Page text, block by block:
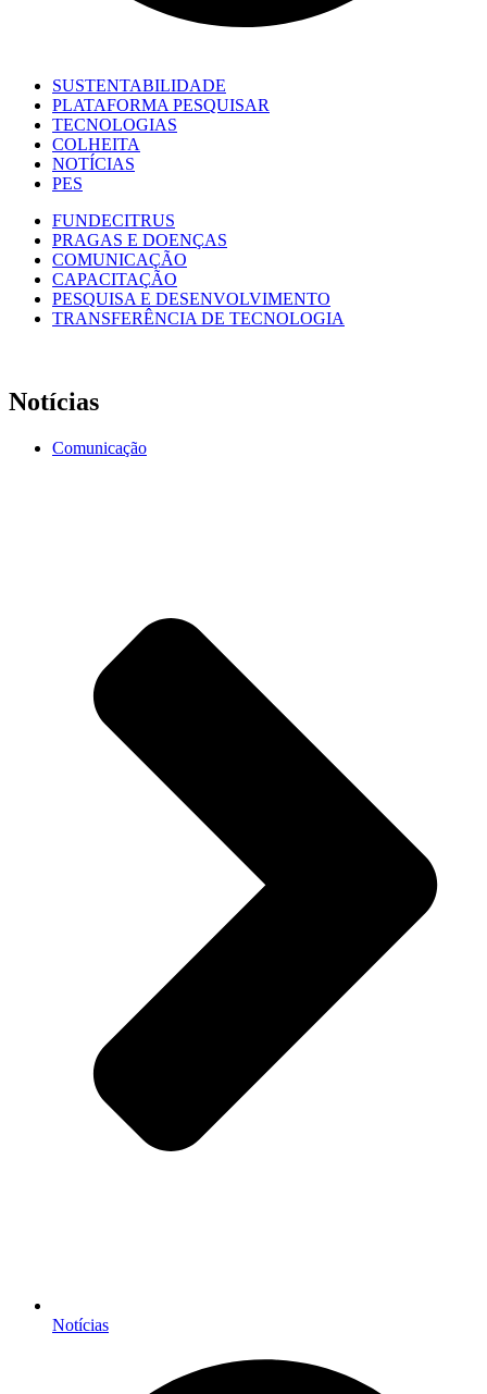
SUSTENTABILIDADE
PLATAFORMA PESQUISAR
TECNOLOGIAS
COLHEITA
NOTÍCIAS
PES
FUNDECITRUS
PRAGAS E DOENÇAS
COMUNICAÇÃO
CAPACITAÇÃO
PESQUISA E DESENVOLVIMENTO
TRANSFERÊNCIA DE TECNOLOGIA
Notícias
Comunicação
Notícias